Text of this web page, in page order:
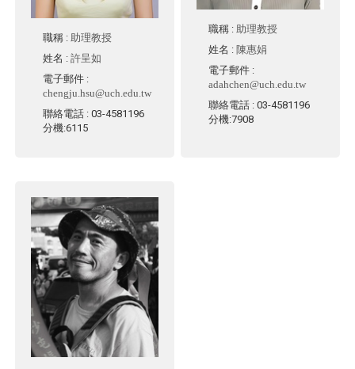
職稱 : 助理教授
姓名 :許呈如
電子郵件 :
chengju.hsu@uch.edu.tw
聯絡電話 : 03-4581196
分機:6115
職稱 : 助理教授
姓名 : 陳惠娟
電子郵件 :
adahchen@uch.edu.tw
聯絡電話 : 03-4581196
分機:7908